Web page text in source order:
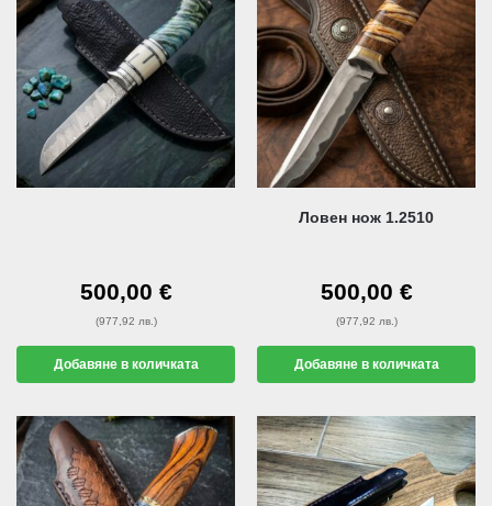
500,00 €
(977,92 лв.)
Добавяне в количката
Ловен нож 1.2510
500,00 €
(977,92 лв.)
Добавяне в количката